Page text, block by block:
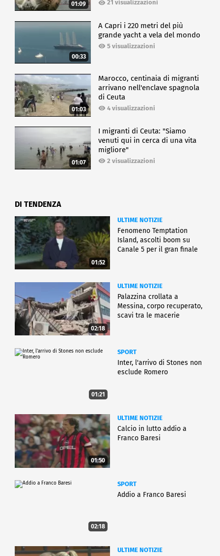
01:09 21 visualizzazioni
00:33
A Capri i 220 metri del più
grande yacht a vela del mondo
5 visualizzazioni
01:03
Marocco, centinaia di migranti
arrivano nell'enclave spagnola
di Ceuta
4 visualizzazioni
01:07
I migranti di Ceuta: "Siamo
venuti qui in cerca di una vita
migliore"
2 visualizzazioni
DI TENDENZA
01:52
ULTIME NOTIZIE
Fenomeno Temptation
Island, ascolti boom su
Canale 5 per il gran finale
02:18
ULTIME NOTIZIE
Palazzina crollata a
Messina, corpo recuperato,
scavi tra le macerie
01:21
SPORT
Inter, l'arrivo di Stones non
esclude Romero
01:50
ULTIME NOTIZIE
Calcio in lutto addio a
Franco Baresi
02:18
SPORT
Addio a Franco Baresi
ULTIME NOTIZIE